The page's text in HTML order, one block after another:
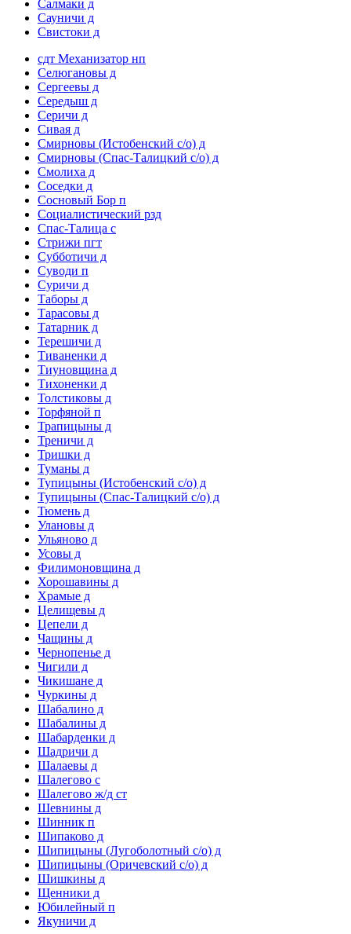
Салмаки д
Сауничи д
Свистоки д
сдт Механизатор нп
Селюгановы д
Сергеевы д
Середыш д
Серичи д
Сивая д
Смирновы (Истобенский с/о) д
Смирновы (Спас-Талицкий с/о) д
Смолиха д
Соседки д
Сосновый Бор п
Социалистический рзд
Спас-Талица с
Стрижи пгт
Субботичи д
Суводи п
Суричи д
Таборы д
Тарасовы д
Татарник д
Терешичи д
Тиваненки д
Тиуновщина д
Тихоненки д
Толстиковы д
Торфяной п
Трапицыны д
Треничи д
Тришки д
Туманы д
Тупицыны (Истобенский с/о) д
Тупицыны (Спас-Талицкий с/о) д
Тюмень д
Улановы д
Ульяново д
Усовы д
Филимоновщина д
Хорошавины д
Храмые д
Целищевы д
Цепели д
Чащины д
Чернопенье д
Чигили д
Чикишане д
Чуркины д
Шабалино д
Шабалины д
Шабарденки д
Шадричи д
Шалаевы д
Шалегово с
Шалегово ж/д ст
Шевнины д
Шинник п
Шипаково д
Шипицыны (Лугоболотный с/о) д
Шипицыны (Оричевский с/о) д
Шишкины д
Щенники д
Юбилейный п
Якуничи д